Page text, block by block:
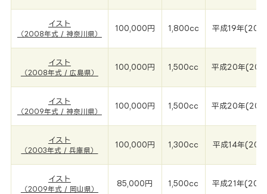
イスト
（2008年式 / 神奈川県）
100,000円 1,800cc 平成19年
イスト
（2008年式 / 広島県）
100,000円 1,500cc 平成20年
イスト
（2009年式 / 神奈川県）
100,000円 1,500cc 平成20年
イスト
（2003年式 / 兵庫県）
100,000円 1,300cc 平成14年
イスト
（2009年式 / 岡山県）
85,000円 1,500cc 平成21年